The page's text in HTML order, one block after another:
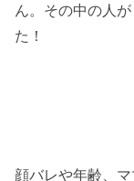
ん。その中の人
た！
顔バレや年齢、